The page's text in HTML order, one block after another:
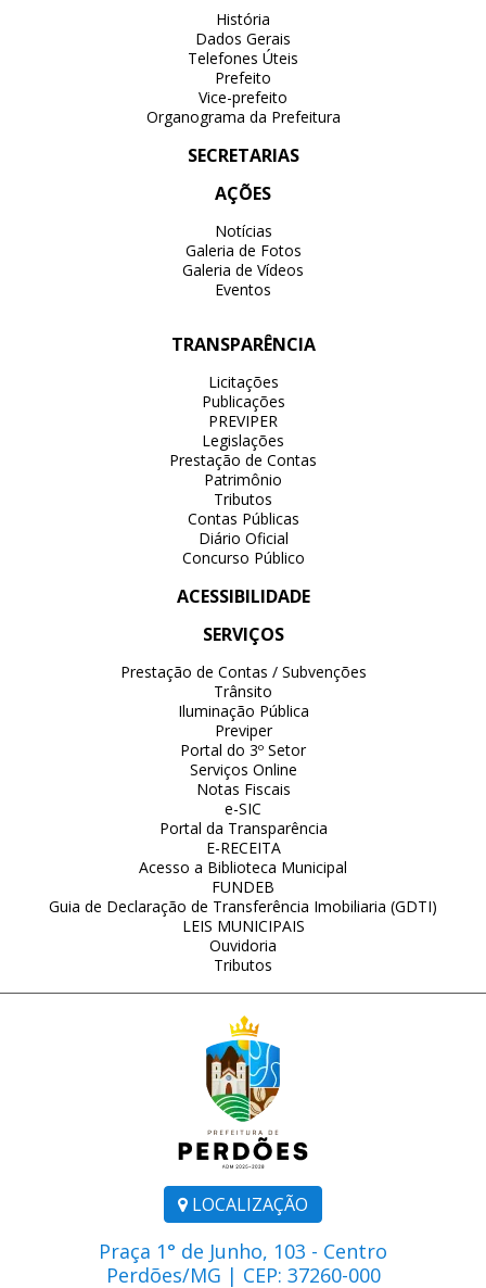
LOCALIZAÇÃO
Praça 1° de Junho, 103 - Centro
Perdões/MG | CEP: 37260-000
História
Dados Gerais
Telefones Úteis
Prefeito
Vice-prefeito
Organograma da Prefeitura
SECRETARIAS
AÇÕES
Notícias
Galeria de Fotos
Galeria de Vídeos
Eventos
TRANSPARÊNCIA
Licitações
Publicações
PREVIPER
Legislações
Prestação de Contas
Patrimônio
Tributos
Contas Públicas
Diário Oficial
Concurso Público
ACESSIBILIDADE
SERVIÇOS
Prestação de Contas / Subvenções
Trânsito
Iluminação Pública
Previper
Portal do 3º Setor
Serviços Online
Notas Fiscais
e-SIC
Portal da Transparência
E-RECEITA
Acesso a Biblioteca Municipal
FUNDEB
Guia de Declaração de Transferência Imobiliaria (GDTI)
LEIS MUNICIPAIS
Ouvidoria
Tributos